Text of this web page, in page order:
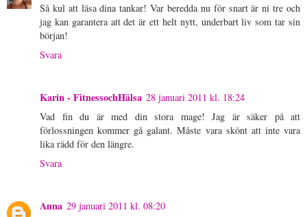
Så kul att läsa dina tankar! Var beredda nu för snart är ni tre och
jag kan garantera att det är ett helt nytt, underbart liv som tar sin
början!
Svara
Karin - FitnessochHälsa 28 januari 2011 kl. 18:24
Vad fin du är med din stora mage! Jag är säker på att
förlossningen kommer gå galant. Måste vara skönt att inte vara
lika rädd för den längre.
Svara
Anna 29 januari 2011 kl. 08:20